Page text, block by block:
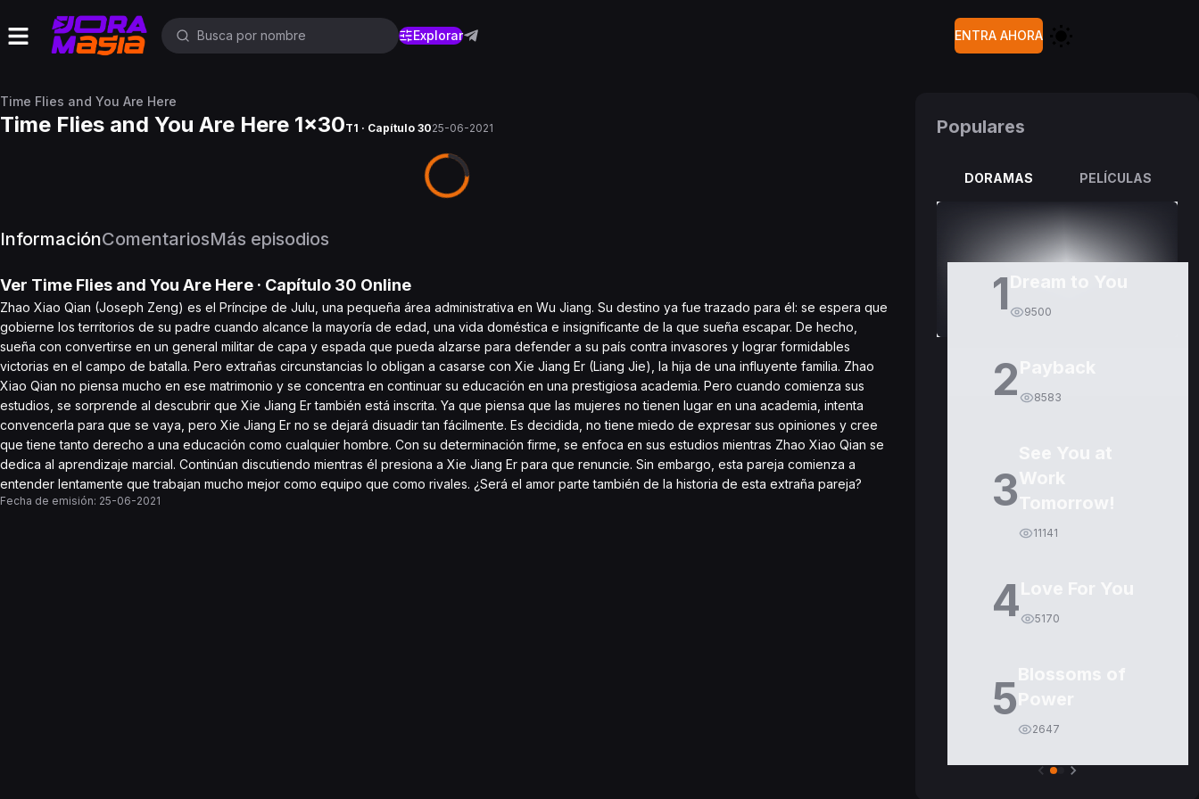
Explorar ENTRA AHORA
Time Flies and You Are Here
Time Flies and You Are Here 1x30T1 · Capítulo 3025-06-2021
InformaciónComentariosMás episodios
Ver Time Flies and You Are Here · Capítulo 30 Online
Zhao Xiao Qian (Joseph Zeng) es el Príncipe de Julu, una pequeña área administrativa en Wu Jiang. Su destino ya fue trazado para él: se espera que
gobierne los territorios de su padre cuando alcance la mayoría de edad, una vida doméstica e insignificante de la que sueña escapar. De hecho,
sueña con convertirse en un general militar de capa y espada que pueda alzarse para defender a su país contra invasores y lograr formidables
victorias en el campo de batalla. Pero extrañas circunstancias lo obligan a casarse con Xie Jiang Er (Liang Jie), la hija de una influyente familia. Zhao
Xiao Qian no piensa mucho en ese matrimonio y se concentra en continuar su educación en una prestigiosa academia. Pero cuando comienza sus
estudios, se sorprende al descubrir que Xie Jiang Er también está inscrita. Ya que piensa que las mujeres no tienen lugar en una academia, intenta
convencerla para que se vaya, pero Xie Jiang Er no se dejará disuadir tan fácilmente. Es decidida, no tiene miedo de expresar sus opiniones y cree
que tiene tanto derecho a una educación como cualquier hombre. Con su determinación firme, se enfoca en sus estudios mientras Zhao Xiao Qian se
dedica al aprendizaje marcial. Continúan discutiendo mientras él presiona a Xie Jiang Er para que renuncie. Sin embargo, esta pareja comienza a
entender lentamente que trabajan mucho mejor como equipo que como rivales. ¿Será el amor parte también de la historia de esta extraña pareja?
Fecha de emisión: 25-06-2021
Populares
DORAMAS PELÍCULAS
1 9500
2 8583
3
11141
4 5170
5
2647